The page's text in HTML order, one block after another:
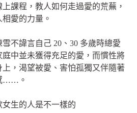
課程，教人如何走過愛的荒蕪，
愛的力量。
不諱言自己 20、30 多歲時總愛
中並未獲得充足的愛，而慣性將
，渴望被愛、害怕孤獨又伴隨著
……。
生的人是不一樣的